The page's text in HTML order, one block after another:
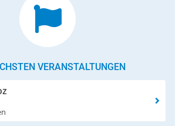
VERANSTALTUNGEN